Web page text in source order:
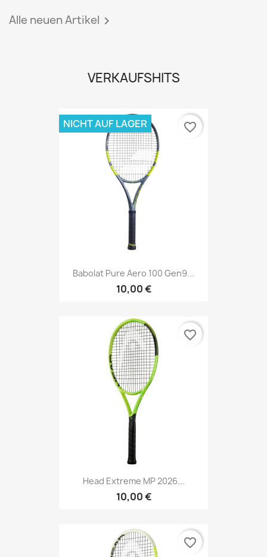
Alle neuen Artikel 
VERKAUFSHITS
Babolat Pure Aero 100 Gen9...
10,00 €
NICHT AUF LAGER favorite_border
Head Extreme MP 2026...
10,00 €
favorite_border
favorite_border